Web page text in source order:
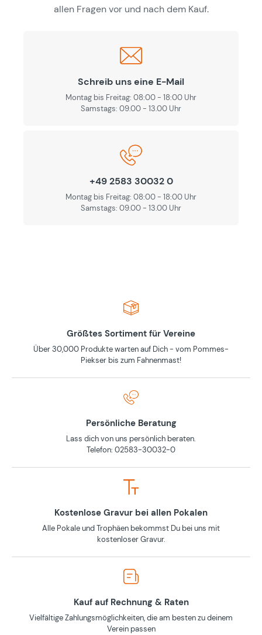
allen Fragen vor und nach dem Kauf.
Schreib uns eine E-Mail
Montag bis Freitag: 08:00 - 18:00 Uhr
Samstags: 09.00 - 13.00 Uhr
+49 2583 30032 0
Montag bis Freitag: 08:00 - 18:00 Uhr
Samstags: 09.00 - 13.00 Uhr
Größtes Sortiment für Vereine
Über 30,000 Produkte warten auf Dich - vom Pommes-
Piekser bis zum Fahnenmast!
Persönliche Beratung
Lass dich von uns persönlich beraten.
Telefon: 02583-30032-0
Kostenlose Gravur bei allen Pokalen
Alle Pokale und Trophäen bekommst Du bei uns mit
kostenloser Gravur.
Kauf auf Rechnung & Raten
Vielfältige Zahlungsmöglichkeiten, die am besten zu deinem
Verein passen